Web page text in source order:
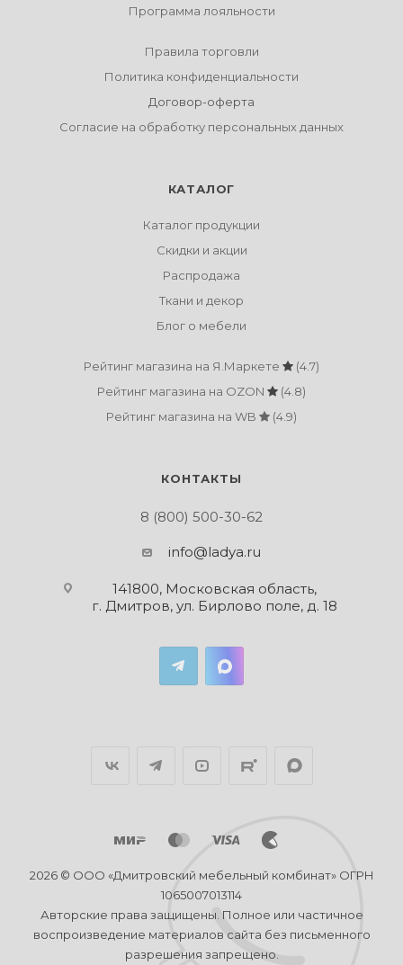
Программа лояльности
Правила торговли
Политика конфиденциальности
Договор-оферта
Согласие на обработку персональных данных
КАТАЛОГ
Каталог продукции
Скидки и акции
Распродажа
Ткани и декор
Блог о мебели
Рейтинг магазина на Я.Маркете
(4.7)
Рейтинг магазина на OZON
(4.8)
Рейтинг магазина на WB
(4.9)
КОНТАКТЫ
8 (800) 500-30-62
info@ladya.ru
141800, Московская область,
г. Дмитров, ул. Бирлово поле, д. 18
2026 © ООО «Дмитровский мебельный комбинат» ОГРН
1065007013114
Авторские права защищены. Полное или частичное
воспроизведение материалов сайта без письменного
разрешения запрещено.